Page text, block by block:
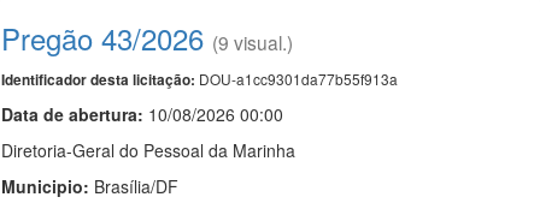
Pregão 43/2026 (9 visual.)
Identificador desta licitação: DOU-a1cc9301da77b55f913a
Data de abertura: 10/08/2026 00:00
Diretoria-Geral do Pessoal da Marinha
Municipio: Brasília/DF